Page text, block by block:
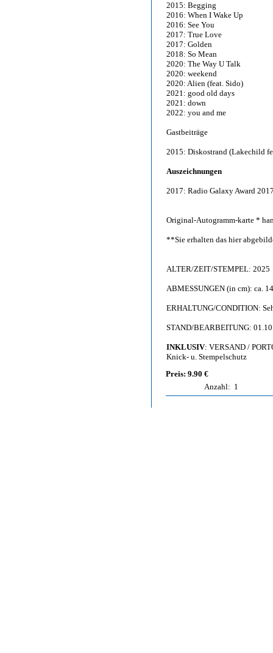
2015: Begging
2016: When I Wake Up
2016: See You
2017: True Love
2017: Golden
2018: So Mean
2020: The Way U Talk
2020: weekend
2020: Alien (feat. Sido)
2021: good old days
2021: down
2022: you and me
Gastbeiträge
2015: Diskostrand (Lakechild
Auszeichnungen
2017: Radio Galaxy Award
Original-Autogramm-karte *
**Sie erhalten das hier
ALTER/ZEIT/STEMPEL: 2025
ABMESSUNGEN (in cm): ca.
ERHALTUNG/CONDITION:
STAND/BEARBEITUNG:
INKLUSIV: VERSAND /
Knick- u. Stempelschutz
Preis: 9.90 €
Anzahl: 1